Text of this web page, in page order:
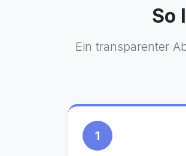
So
Ein transparenter
1